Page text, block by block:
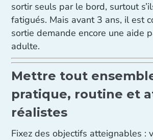
sortir seuls par le bord, surtout
fatigués. Mais avant 3 ans, il est
sortie demande encore une aide
adulte.
Mettre tout
pratique, routine et
réalistes
Fixez des objectifs atteignables :